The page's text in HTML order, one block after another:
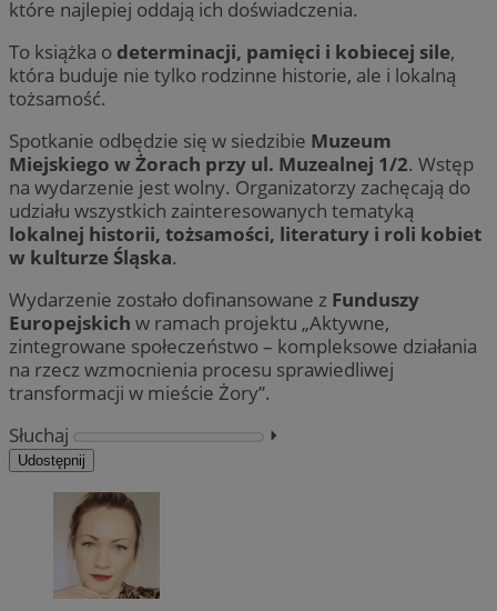
które najlepiej oddają ich doświadczenia.
To książka o determinacji, pamięci i kobiecej sile,
która buduje nie tylko rodzinne historie, ale i lokalną
tożsamość.
Spotkanie odbędzie się w siedzibie Muzeum
Miejskiego w Żorach przy ul. Muzealnej 1/2. Wstęp
na wydarzenie jest wolny. Organizatorzy zachęcają do
udziału wszystkich zainteresowanych tematyką
lokalnej historii, tożsamości, literatury i roli kobiet
w kulturze Śląska.
Wydarzenie zostało dofinansowane z Funduszy
Europejskich w ramach projektu „Aktywne,
zintegrowane społeczeństwo – kompleksowe działania
na rzecz wzmocnienia procesu sprawiedliwej
transformacji w mieście Żory”.
Słuchaj
⏵︎
Udostępnij